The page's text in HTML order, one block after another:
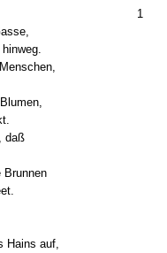
1
daß
Brunnen
Hains auf,